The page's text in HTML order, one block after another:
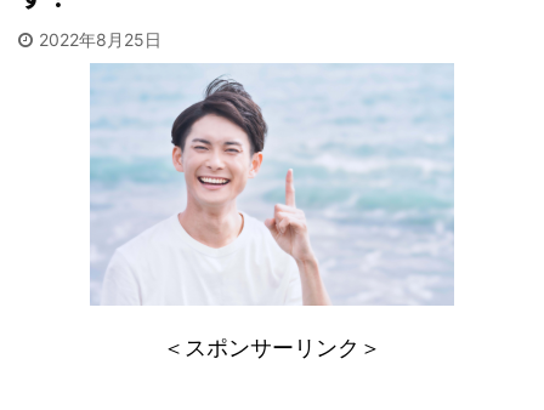
2022年8月25日
＜スポンサーリンク＞